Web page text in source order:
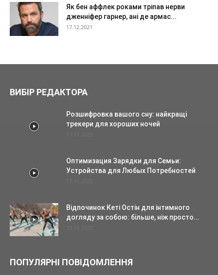
Як бен аффлек роками тріпав нерви
дженніфер гарнер, ані де армас...
17.12.2021
ВИБІР РЕДАКТОРА
Розшифровка вашого сну: найкращі
трекери для хороших ночей
Оптимизация Зарядки для Семьи:
Устройства для Любых Потребностей
Відпочинок Кеті Остін для інтимного
догляду за собою: більше, ніж просто...
ПОПУЛЯРНІ ПОВІДОМЛЕННЯ